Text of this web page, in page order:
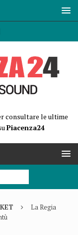
consultare le ultime
Piacenza24
La Regia